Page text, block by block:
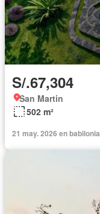
S/.67,304
San Martin
502 m²
21 may. 2026 en babilonia